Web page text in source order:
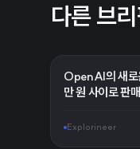
다른 브
OpenAI의 새로
만 원 사이로 판
Explorineer